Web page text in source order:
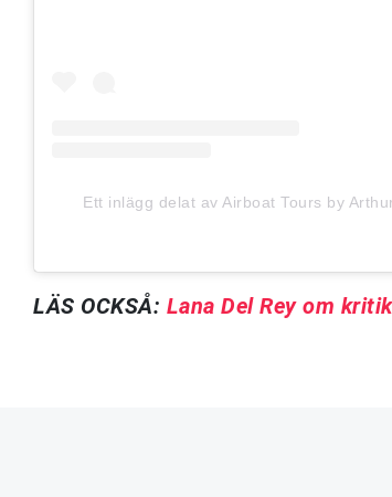
Ett inlägg delat av Airboat Tours by
LÄS OCKSÅ: Lana Del Rey om